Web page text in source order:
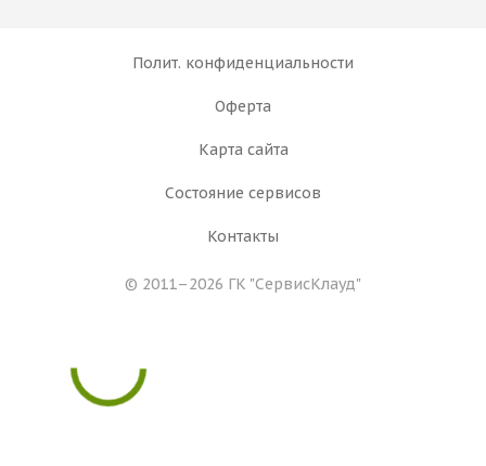
Полит. конфиденциальности
Оферта
Карта сайта
Состояние сервисов
Контакты
© 2011–2026 ГК "СервисКлауд"